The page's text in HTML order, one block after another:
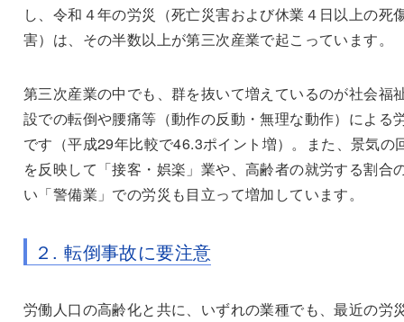
し、令和４年の労災（死亡災害および休業４日以上の死
害）は、その半数以上が第三次産業で起こっています。
第三次産業の中でも、群を抜いて増えているのが社会福
設での転倒や腰痛等（動作の反動・無理な動作）による
です（平成29年比較で46.3ポイント増）。また、景気の
を反映して「接客・娯楽」業や、高齢者の就労する割合
い「警備業」での労災も目立って増加しています。
２ .転倒事故に要注意
労働人口の高齢化と共に、いずれの業種でも、最近の労